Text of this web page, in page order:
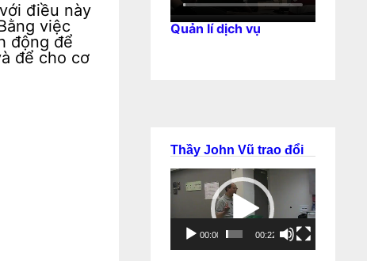
điều này
việc
động để
để cho cơ
Quản lí dịch vụ
Thầy John Vũ trao đổi
Trình
chơi
Video
00:00 00:22